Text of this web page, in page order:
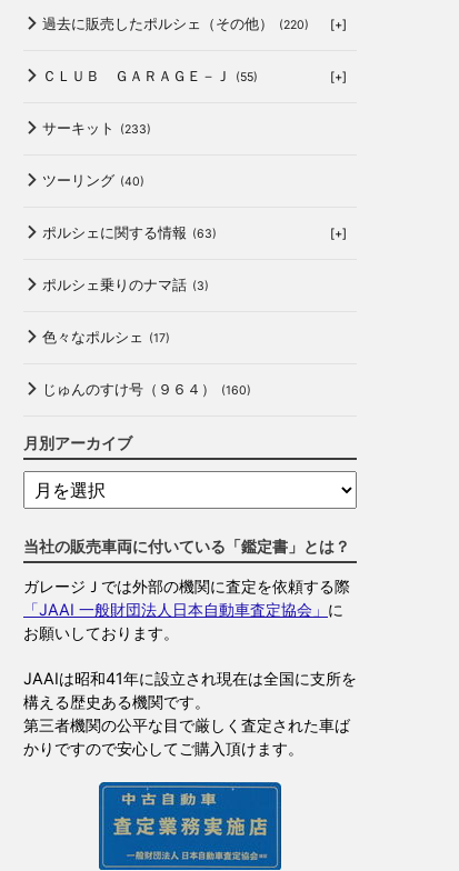
過去に販売したポルシェ（その他） (220) [+]
ＣＬＵＢ ＧＡＲＡＧＥ－Ｊ (55) [+]
サーキット (233)
ツーリング (40)
ポルシェに関する情報 (63) [+]
ポルシェ乗りのナマ話 (3)
色々なポルシェ (17)
じゅんのすけ号（９６４） (160)
月別アーカイブ
当社の販売車両に付いている「鑑定書」とは？
ガレージＪでは外部の機関に査定を依頼する際
「JAAI 一般財団法人日本自動車査定協会」 に
お願いしております。
JAAIは昭和41年に設立され現在は全国に支所を
構える歴史ある機関です。
第三者機関の公平な目で厳しく査定された車ば
かりですので安心してご購入頂けます。